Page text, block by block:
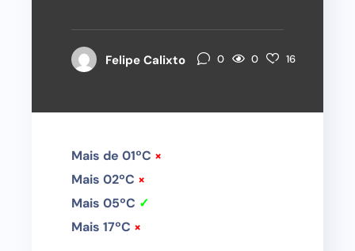
Felipe Calixto 0 0 16
Mais de 01ºC ×
Mais 02ºC ×
Mais 05ºC ✓
Mais 17ºC ×